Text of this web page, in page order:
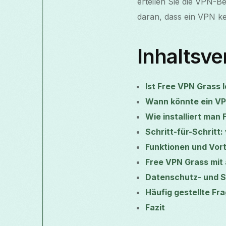
daran, dass ein VPN
Ist Free VPN Grass
Wann könnte ein
Wie installiert man
Schritt-für-Schritt:
Funktionen und
Free VPN Grass
Datenschutz- und
Häufig gestellte
Fazit